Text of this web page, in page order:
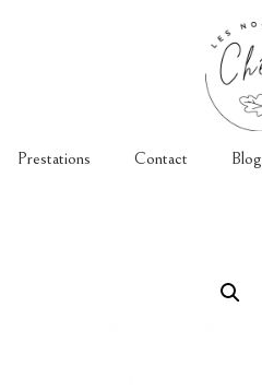
Prestations Contact Blog